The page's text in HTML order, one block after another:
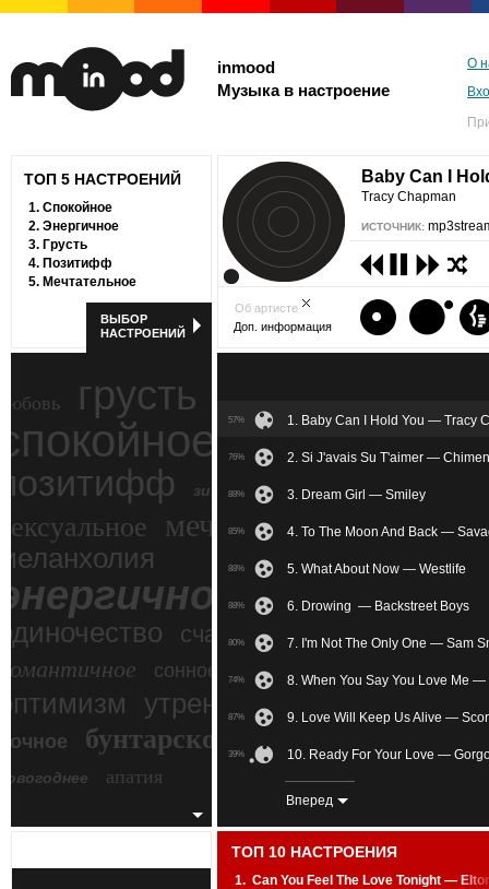
inmood
Музыка в настроение
О
ТОП 5 НАСТРОЕНИЙ
1. Спокойное
2. Энергичное
3. Грусть
4. Позитифф
5. Мечтательное
ВЫБОР
НАСТРОЕНИЙ
грусть
ностальгия
зимний экстрим
мечтательное
счастье
сонное
утреннее злость
бунтарское
беспокойное
апатия
Baby Can I
Tracy Chapman
ИСТОЧНИК:
Об артисте
Доп. информация
57% 1. Baby Can I Hold You — Tracy
76% 2. Si J'avais Su T'aimer —
88% 3. Dream Girl — Smiley
85% 4. To The Moon And Back —
88% 5. What About Now — Westlife
88% 6. Drowing — Backstreet Boys
80% 7. I'm Not The Only One — Sam
74% 8. When You Say You Love Me
87% 9. Love Will Keep Us Alive —
39% 10. Ready For Your Love —
11. When I Dream At Night —
64% 12. She's Madonna Feat. Pet
Вперед
ТОП 10 НАСТРОЕНИЯ
1. Can You Feel The Love Tonight —